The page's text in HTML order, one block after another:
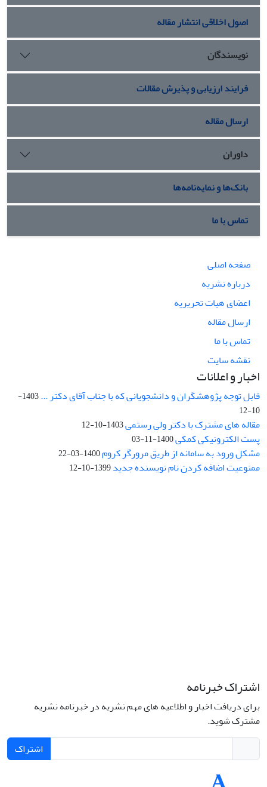
اصول اخلاقی انتشار مقاله
نویسندگان
فرایند ارزیابی و پذیرش مقالات
ارسال مقاله
داوران
بانک‌ها و نمایه‌نامه‌ها
تماس با ما
صفحه اصلی
درباره نشریه
اعضای هیات تحریریه
ارسال مقاله
تماس با ما
نقشه سایت
اخبار و اعلانات
قابل توجه پژوهشگران و دانشجویانی که با جناب آقای دکتر ...
1403-
10-12
مقاله های مشترک با دکتر ولی رستمی1403-10-12
پست الکترونیکی کمکی1400-11-03
مشکل ورود به سامانه از طریق مرورگر کروم1400-03-22
ممنوعیت اضافه کردن نام نویسنده جدید1399-10-12
اشتراک خبرنامه
برای دریافت اخبار و اطلاعیه های مهم نشریه در خبرنامه نشریه
مشترک شوید.
اشتراک